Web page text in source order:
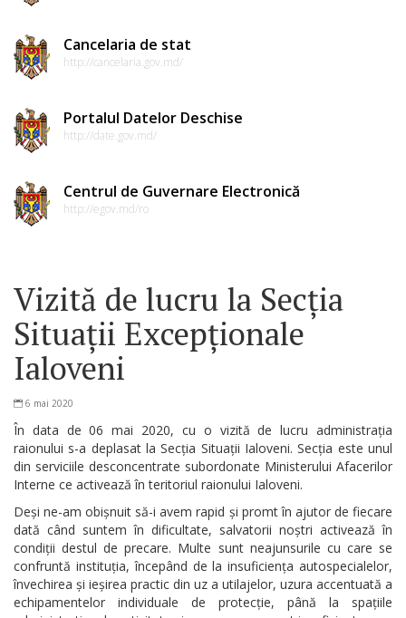
Cancelaria de stat
http://cancelaria.gov.md/
Portalul Datelor Deschise
http://date.gov.md/
Centrul de Guvernare Electronică
http://egov.md/ro
Vizită de lucru la Secția
Situații Excepționale
Ialoveni
6 mai 2020
În data de 06 mai 2020, cu o vizită de lucru administrația
raionului s-a deplasat la Secția Situații Ialoveni. Secția este unul
din serviciile desconcentrate subordonate Ministerului Afacerilor
Interne ce activează în teritoriul raionului Ialoveni.
Deși ne-am obișnuit să-i avem rapid și promt în ajutor de fiecare
dată când suntem în dificultate, salvatorii noștri activează în
condiții destul de precare. Multe sunt neajunsurile cu care se
confruntă instituția, începând de la insuficiența autospecialelor,
învechirea și ieșirea practic din uz a utilajelor, uzura accentuată a
echipamentelor individuale de protecție, până la spațiile